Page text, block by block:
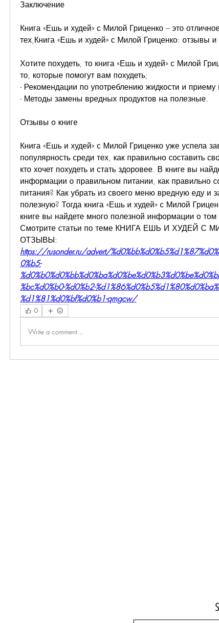
Заключение
Книга «Ешь и худей» с Милой Гриценко – это
тех,Книга «Ешь и худей» с Милой Гриценко: отзывы и
Хотите похудеть, то книга «Ешь и худей» с Милой
то, которые помогут вам похудеть;
- Рекомендации по употреблению жидкости и
- Методы замены вредных продуктов на полезные.
Отзывы о книге
Книга «Ешь и худей» с Милой Гриценко уже успела
популярность среди тех, как правильно составить
кто хочет похудеть и стать здоровее. В книге вы
информации о правильном питании, как правильно
питания? Как убрать из своего меню вредную еду и
полезную? Тогда книга «Ешь и худей» с Милой
книге вы найдете много полезной информации о том
Смотрите статьи по теме КНИГА ЕШЬ И ХУДЕЙ С
ОТЗЫВЫ:
https://rusonder.ru/advert/
0%b5-
%bc%d0%b0-%d0%b2-
%d1%81%d0%bf%d0%b1-qmgcw/
0
Write a comment...